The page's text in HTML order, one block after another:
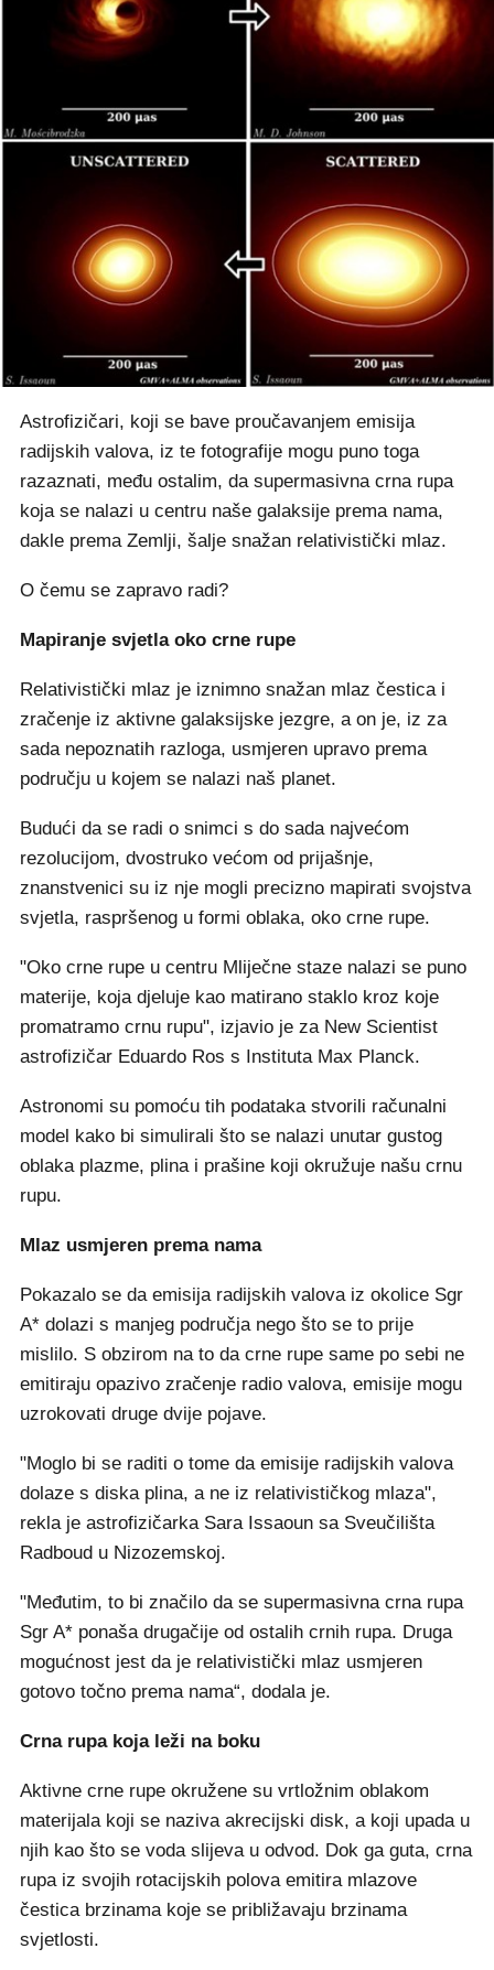
Astrofizičari, koji se bave proučavanjem emisija
radijskih valova, iz te fotografije mogu puno toga
razaznati, među ostalim, da supermasivna crna rupa
koja se nalazi u centru naše galaksije prema nama,
dakle prema Zemlji, šalje snažan relativistički mlaz.
O čemu se zapravo radi?
Mapiranje svjetla oko crne rupe
Relativistički mlaz je iznimno snažan mlaz čestica i
zračenje iz aktivne galaksijske jezgre, a on je, iz za
sada nepoznatih razloga, usmjeren upravo prema
području u kojem se nalazi naš planet.
Budući da se radi o snimci s do sada najvećom
rezolucijom, dvostruko većom od prijašnje,
znanstvenici su iz nje mogli precizno mapirati svojstva
svjetla, raspršenog u formi oblaka, oko crne rupe.
"Oko crne rupe u centru Mliječne staze nalazi se puno
materije, koja djeluje kao matirano staklo kroz koje
promatramo crnu rupu", izjavio je za New Scientist
astrofizičar Eduardo Ros s Instituta Max Planck.
Astronomi su pomoću tih podataka stvorili računalni
model kako bi simulirali što se nalazi unutar gustog
oblaka plazme, plina i prašine koji okružuje našu crnu
rupu.
Mlaz usmjeren prema nama
Pokazalo se da emisija radijskih valova iz okolice Sgr
A* dolazi s manjeg područja nego što se to prije
mislilo. S obzirom na to da crne rupe same po sebi ne
emitiraju opazivo zračenje radio valova, emisije mogu
uzrokovati druge dvije pojave.
"Moglo bi se raditi o tome da emisije radijskih valova
dolaze s diska plina, a ne iz relativističkog mlaza",
rekla je astrofizičarka Sara Issaoun sa Sveučilišta
Radboud u Nizozemskoj.
"Međutim, to bi značilo da se supermasivna crna rupa
Sgr A* ponaša drugačije od ostalih crnih rupa. Druga
mogućnost jest da je relativistički mlaz usmjeren
gotovo točno prema nama“, dodala je.
Crna rupa koja leži na boku
Aktivne crne rupe okružene su vrtložnim oblakom
materijala koji se naziva akrecijski disk, a koji upada u
njih kao što se voda slijeva u odvod. Dok ga guta, crna
rupa iz svojih rotacijskih polova emitira mlazove
čestica brzinama koje se približavaju brzinama
svjetlosti.